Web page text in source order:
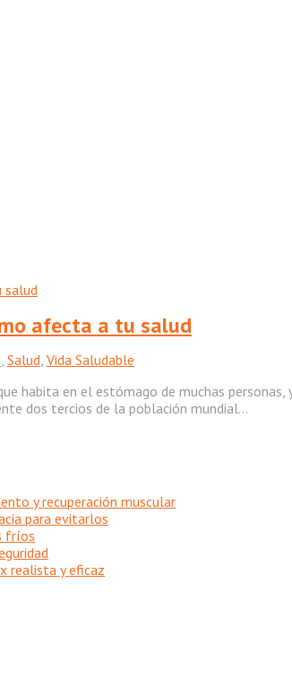
afecta a tu salud
Salud Vida Saludable
habita en el estómago de muchas
dos tercios de la población mundial...
y recuperación muscular
para evitarlos
fríos
realista y eficaz